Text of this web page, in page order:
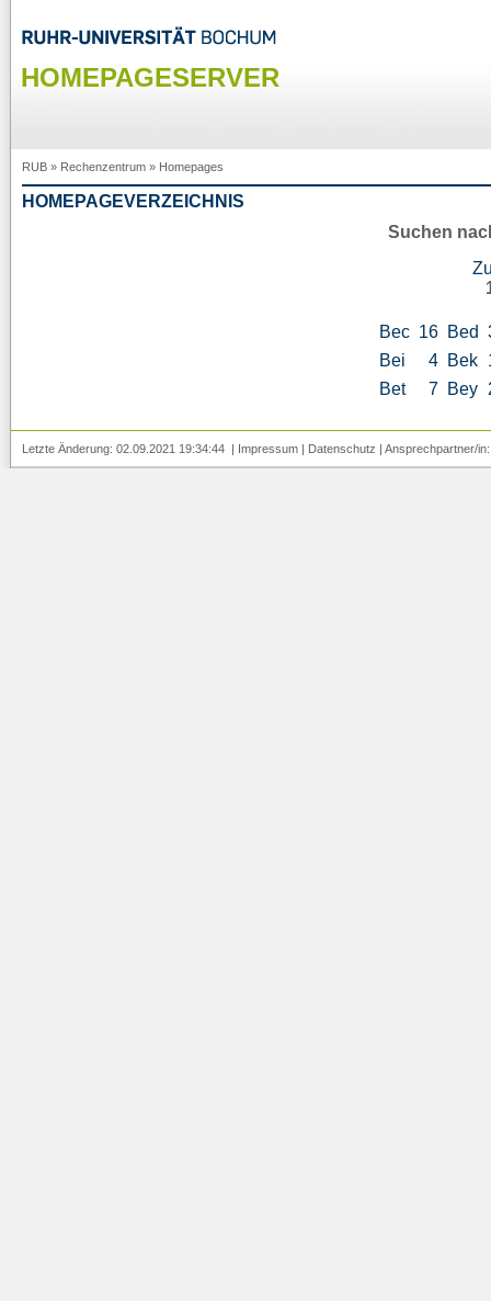
HOMEPAGESERVER
RUB » Rechenzentrum » Homepages
HOMEPAGEVERZEICHNIS
Suchen
Bec 16 Bed
Bei
4 Bek
Bet
7 Bey
Letzte Änderung: 02.09.2021 19:34:44 | Impressum | Datenschutz | Ansprechpartner/